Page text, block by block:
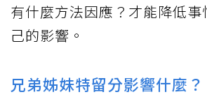
有什麼方法因應？才能降低事
己的影響。
兄弟姊妹特留分影響什麼？